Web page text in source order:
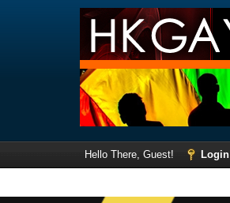
Hello There, Guest! Login